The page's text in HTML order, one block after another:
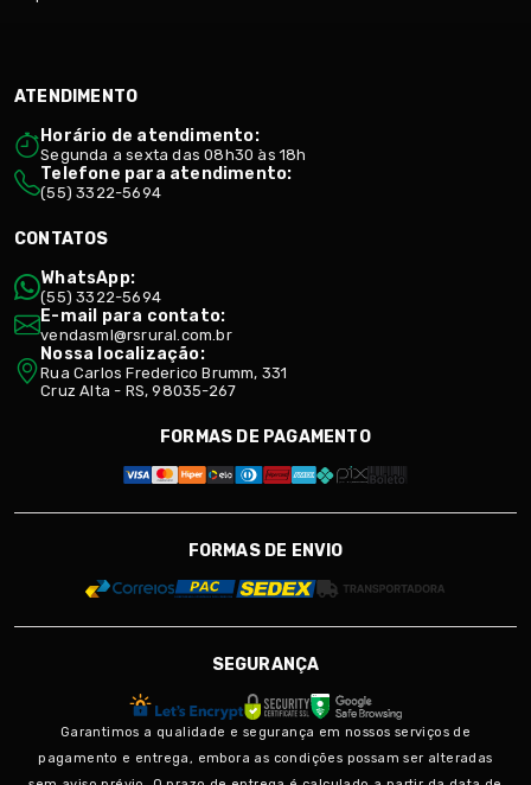
ATENDIMENTO
Horário de atendimento:
Segunda a sexta das 08h30 às 18h
Telefone para atendimento:
(55) 3322-5694
CONTATOS
WhatsApp:
(55) 3322-5694
E-mail para contato:
vendasml@rsrural.com.br
Nossa localização:
Rua Carlos Frederico Brumm, 331
Cruz Alta - RS, 98035-267
FORMAS DE PAGAMENTO
FORMAS DE ENVIO
SEGURANÇA
Garantimos a qualidade e segurança em nossos serviços de
pagamento e entrega, embora as condições possam ser alteradas